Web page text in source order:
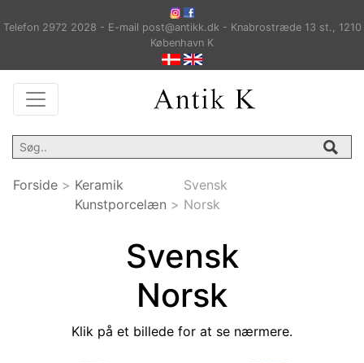
Telefon 2972 2028 - E-mail post@antikk.dk - Knabrostræde 13 st., 1210
København K
Forside > Keramik
Kunstporcelæn >
Svensk
Norsk
Svensk
Norsk
Klik på et billede for at se nærmere.